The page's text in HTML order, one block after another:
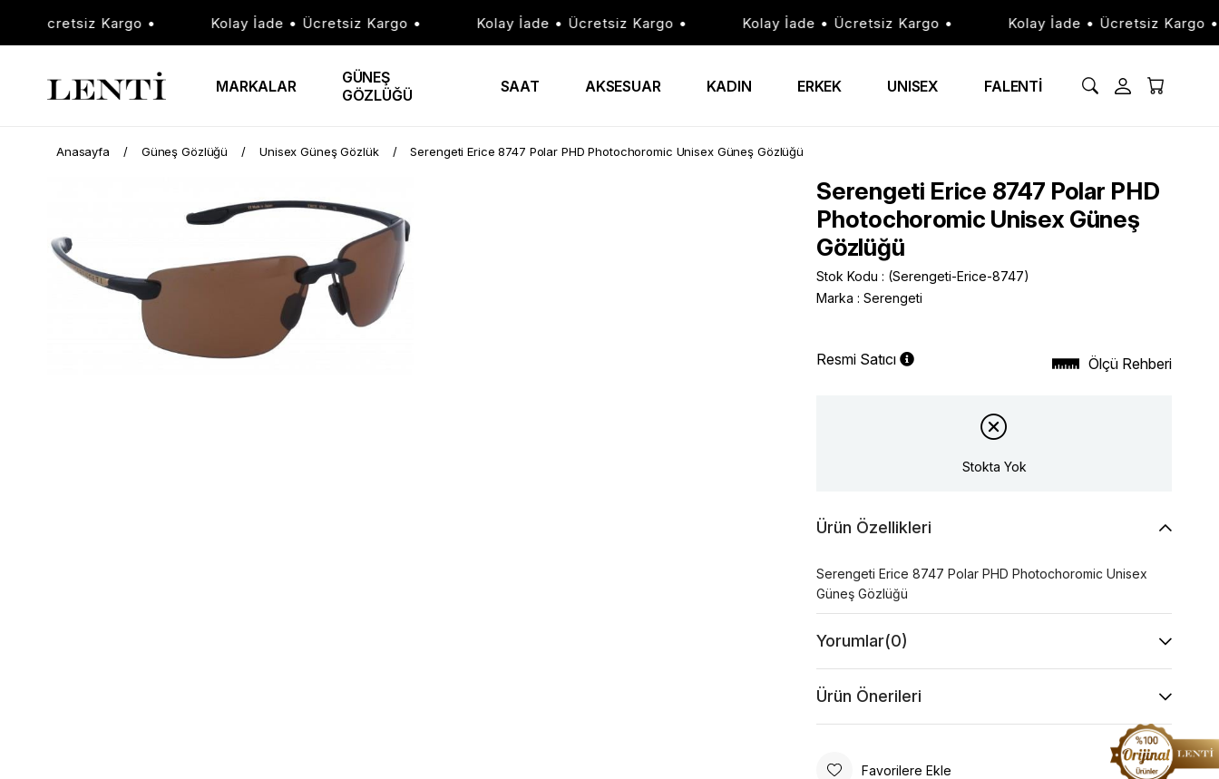
Ücretsiz Kargo • Kolay İade • Ücretsiz Kargo • Kolay İade • Ücretsiz Kargo • Kolay İade • Ücretsiz Kargo • Kolay İade • Ücretsiz Kargo •
MARKALAR
GÜNEŞ
GÖZLÜĞÜ
SAAT AKSESUAR KADIN ERKEK UNISEX FALENTİ
Anasayfa Güneş Gözlüğü Unisex Güneş Gözlük Serengeti Erice 8747 Polar PHD Photochoromic Unisex Güneş Gözlüğü
Serengeti Erice 8747 Polar PHD
Photochoromic Unisex Güneş
Gözlüğü
Stok Kodu
(Serengeti-Erice-8747)
Marka : Serengeti
Resmi Satıcı Ölçü Rehberi
Stokta Yok
Ürün Özellikleri
Serengeti Erice 8747 Polar PHD Photochoromic Unisex
Güneş Gözlüğü
Yorumlar(0)
Ürün Önerileri
Favorilere Ekle